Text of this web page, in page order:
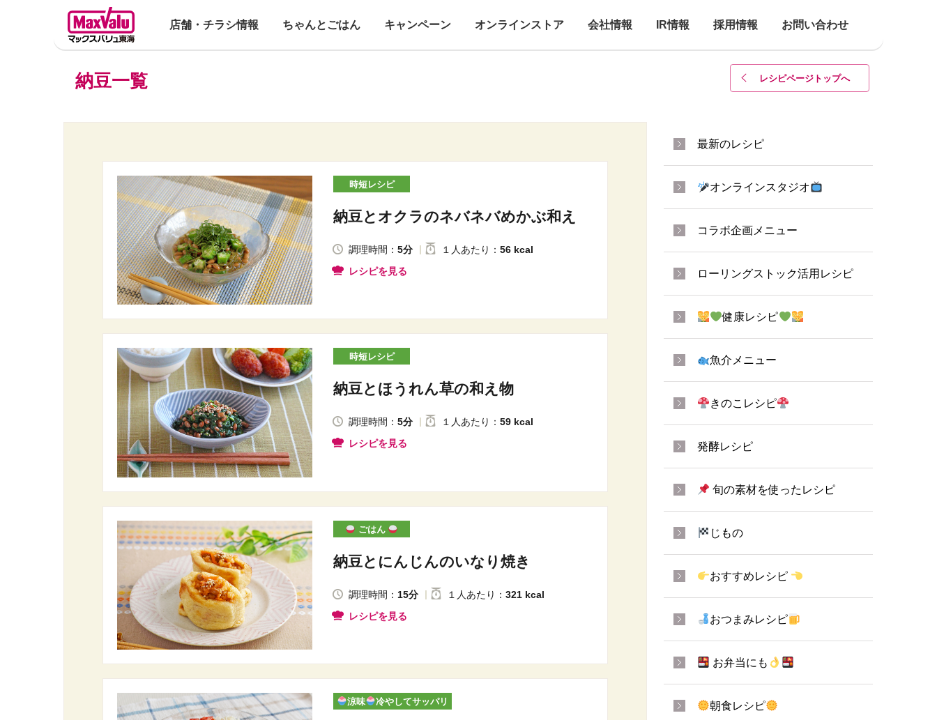
店舗・チラシ情報 ちゃんとごはん キャンペーン オンラインストア 会社情報 IR情報 採用情報 お問い合わせ
納豆一覧 レシピページトップへ
時短レシピ
納豆とオクラのネバネバめかぶ和え
調理時間： 5分 １人 あたり ： 56 kcal
レシピを見る
時短レシピ
納豆とほうれん草の和え物
調理時間： 5分 １人あたり ： 59 kcal
レシピを見る
ごはん
納豆とにんじんのいなり焼き
調理時間： 15分 １人 あたり ： 321 kcal
レシピを見る
涼味 冷やしてサッパリ
最新のレシピ
オンラインスタジオ
コラボ企画メニュー
ローリングストック活用レシピ
健康レシピ
魚介メニュー
きのこレシピ
発酵レシピ
旬の素材を使ったレシピ
じもの
おすすめレシピ
おつまみレシピ
お弁当にも
朝食レシピ